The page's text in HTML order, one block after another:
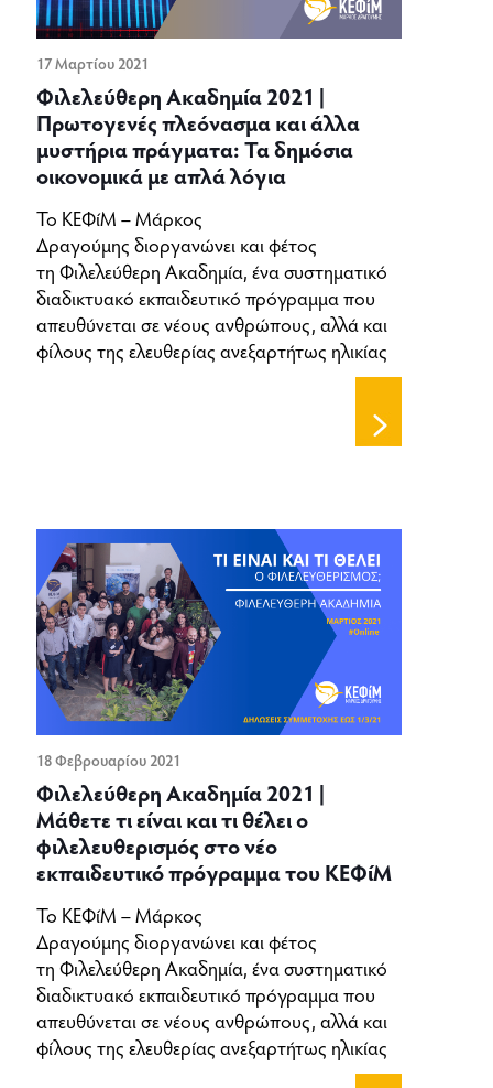
17 Μαρτίου 2021
Φιλελεύθερη Ακαδημία 2021 |
Πρωτογενές πλεόνασμα και άλλα
μυστήρια πράγματα: Τα δημόσια
οικονομικά με απλά λόγια
Το ΚΕΦίΜ – Μάρκος
Δραγούμης διοργανώνει και φέτος
τη Φιλελεύθερη Ακαδημία, ένα συστηματικό
διαδικτυακό εκπαιδευτικό πρόγραμμα που
απευθύνεται σε νέους ανθρώπους, αλλά και
φίλους της ελευθερίας ανεξαρτήτως ηλικίας
18 Φεβρουαρίου 2021
Φιλελεύθερη Ακαδημία 2021 |
Μάθετε τι είναι και τι θέλει ο
φιλελευθερισμός στο νέο
εκπαιδευτικό πρόγραμμα του ΚΕΦίΜ
Το ΚΕΦίΜ – Μάρκος
Δραγούμης διοργανώνει και φέτος
τη Φιλελεύθερη Ακαδημία, ένα συστηματικό
διαδικτυακό εκπαιδευτικό πρόγραμμα που
απευθύνεται σε νέους ανθρώπους, αλλά και
φίλους της ελευθερίας ανεξαρτήτως ηλικίας